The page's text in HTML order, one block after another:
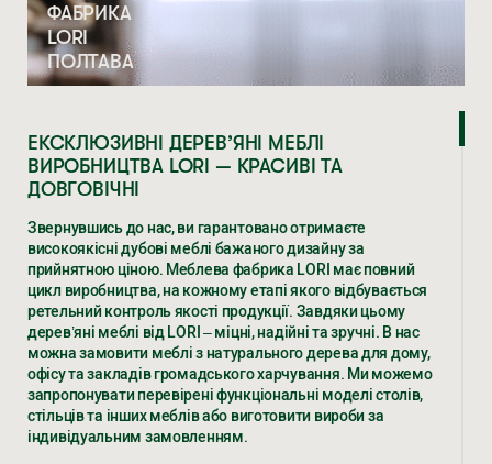
ФАБРИКА
LORI
ПОЛТАВА
ЕКСКЛЮЗИВНІ ДЕРЕВ’ЯНІ МЕБЛІ
ВИРОБНИЦТВА LORI — КРАСИВІ ТА
ДОВГОВІЧНІ
Звернувшись до нас, ви гарантовано отримаєте
високоякісні дубові меблі бажаного дизайну за
прийнятною ціною. Меблева фабрика LORI має повний
цикл виробництва, на кожному етапі якого відбувається
ретельний контроль якості продукції. Завдяки цьому
дерев’яні меблі від LORI – міцні, надійні та зручні. В нас
можна замовити меблі з натурального дерева для дому,
офісу та закладів громадського харчування. Ми можемо
запропонувати перевірені функціональні моделі столів,
стільців та інших меблів або виготовити вироби за
індивідуальним замовленням.